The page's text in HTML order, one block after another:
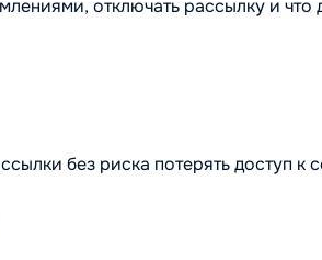
отключать рассылку и что
без риска потерять доступ к